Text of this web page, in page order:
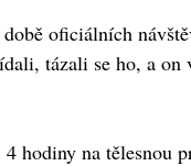
oficiálních
tázali se ho, a
hodiny na